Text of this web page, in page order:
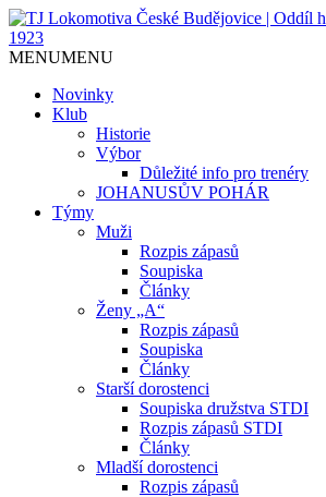
TJ Lokomotiva České
Budějovice | Oddíl
Založeno 1923
Jediný házenkářský klub v
MENUMENU
Novinky
Klub
Historie
Výbor
Důležité info pro trenéry
JOHANUSŮV POHÁR
Týmy
Muži
Rozpis zápasů
Soupiska
Články
Ženy „A“
Rozpis zápasů
Soupiska
Články
Starší dorostenci
Soupiska družstva STDI
Rozpis zápasů STDI
Články
Mladší dorostenci
Rozpis zápasů